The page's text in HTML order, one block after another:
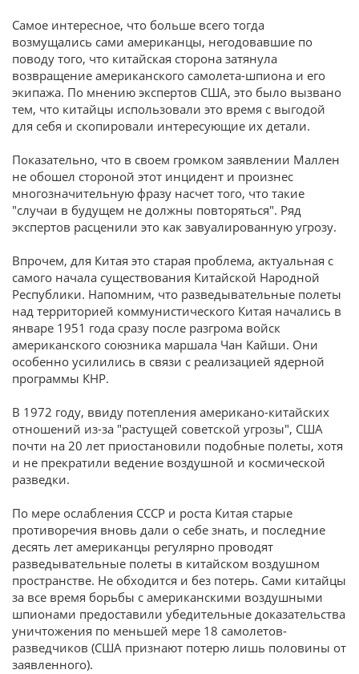
Самое интересное, что больше всего тогда
возмущались сами американцы, негодовавшие по
поводу того, что китайская сторона затянула
возвращение американского самолета-шпиона и его
экипажа. По мнению экспертов США, это было вызвано
тем, что китайцы использовали это время с выгодой
для себя и скопировали интересующие их детали.
Показательно, что в своем громком заявлении Маллен
не обошел стороной этот инцидент и произнес
многозначительную фразу насчет того, что такие
"случаи в будущем не должны повторяться". Ряд
экспертов расценили это как завуалированную угрозу.
Впрочем, для Китая это старая проблема, актуальная с
самого начала существования Китайской Народной
Республики. Напомним, что разведывательные полеты
над территорией коммунистического Китая начались в
январе 1951 года сразу после разгрома войск
американского союзника маршала Чан Кайши. Они
особенно усилились в связи с реализацией ядерной
программы КНР.
В 1972 году, ввиду потепления американо-китайских
отношений из-за "растущей советской угрозы", США
почти на 20 лет приостановили подобные полеты, хотя
и не прекратили ведение воздушной и космической
разведки.
По мере ослабления СССР и роста Китая старые
противоречия вновь дали о себе знать, и последние
десять лет американцы регулярно проводят
разведывательные полеты в китайском воздушном
пространстве. Не обходится и без потерь. Сами китайцы
за все время борьбы с американскими воздушными
шпионами предоставили убедительные доказательства
уничтожения по меньшей мере 18 самолетов-
разведчиков (США признают потерю лишь половины от
заявленного).